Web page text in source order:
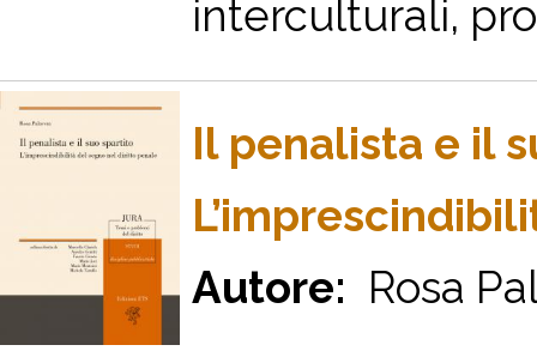
interculturali,
Il penalista e il
Autore: Rosa